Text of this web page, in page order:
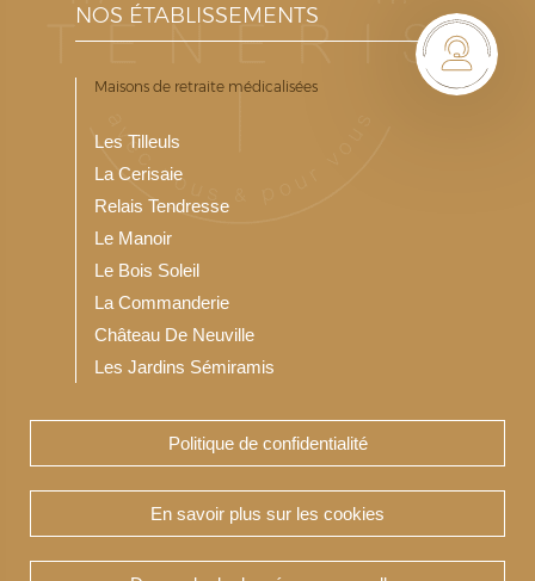
NOS ÉTABLISSEMENTS
Maisons de retraite médicalisées
Les Tilleuls
La Cerisaie
Relais Tendresse
Le Manoir
Le Bois Soleil
La Commanderie
Château De Neuville
Les Jardins Sémiramis
Notre Résidence service seniors
Les Jardins du Bois Soleil
Politique de confidentialité
En savoir plus sur les cookies